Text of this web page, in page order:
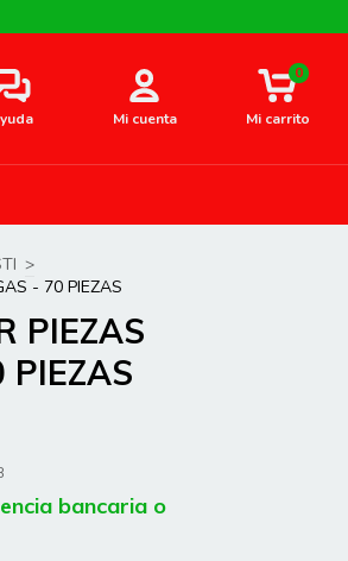
Mi cuenta Mi carrito
0
>
- 70 PIEZAS
PIEZAS
PIEZAS
bancaria o